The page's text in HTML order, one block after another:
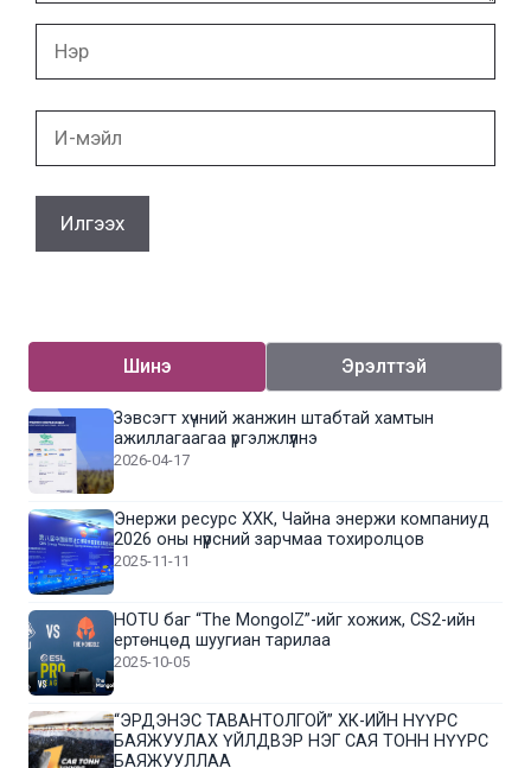
мэйл
Шинэ Эрэлттэй
Зэвсэгт хүчний жанжин штабтай хамтын
ажиллагаагаа үргэлжлүүлнэ
2026-04-17
Энержи ресурс ХХК, Чайна энержи компаниуд
2026 оны нүүрсний зарчмаа тохиролцов
2025-11-11
HOTU баг “The MongolZ”-ийг хожиж, CS2-ийн
ертөнцөд шуугиан тарилаа
2025-10-05
“ЭРДЭНЭС ТАВАНТОЛГОЙ” ХК-ИЙН НҮҮРС
БАЯЖУУЛАХ ҮЙЛДВЭР НЭГ САЯ ТОНН НҮҮРС
БАЯЖУУЛЛАА